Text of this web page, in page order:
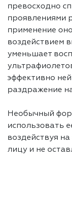
превосходно
проявлениями
применение
воздействием
уменьшает
эффективно
раздражение
Необычный
использовать
воздействуя
лицу и не